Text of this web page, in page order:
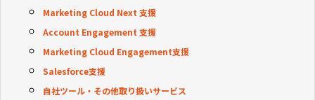
Marketing Cloud Next 支援
Account Engagement 支援
Marketing Cloud Engagement支援
Salesforce支援
自社ツール・その他取り扱いサービス